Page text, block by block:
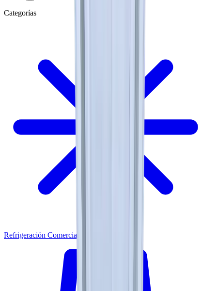
Categorías
Refrigeración Comercial